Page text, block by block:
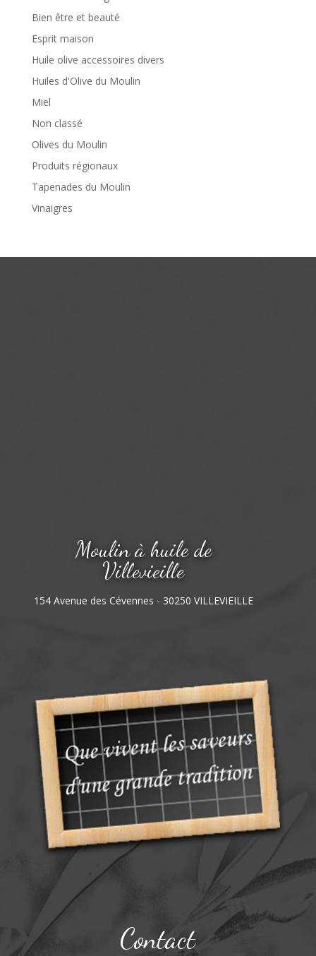
Bien être et beauté
Esprit maison
Huile olive accessoires divers
Huiles d'Olive du Moulin
Miel
Non classé
Olives du Moulin
Produits régionaux
Tapenades du Moulin
Vinaigres
Moulin à huile de
Villevieille
154 Avenue des Cévennes - 30250 VILLEVIEILLE
Contact